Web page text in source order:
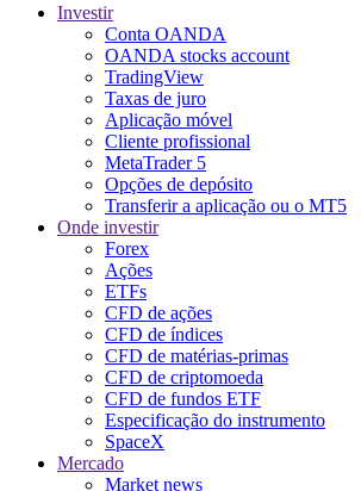
Investir
Conta OANDA
OANDA stocks account
TradingView
Taxas de juro
Aplicação móvel
Cliente profissional
MetaTrader 5
Opções de depósito
Transferir a aplicação ou o MT5
Onde investir
Forex
Ações
ETFs
CFD de ações
CFD de índices
CFD de matérias-primas
CFD de criptomoeda
CFD de fundos ETF
Especificação do instrumento
SpaceX
Mercado
Market news